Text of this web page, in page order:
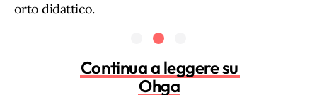
orto didattico.
Continua a leggere su
Ohga